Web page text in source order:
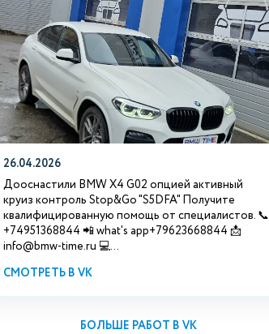
26.04.2026
Дооснастили BMW X4 G02 опцией активный
круиз контроль Stop&Go "S5DFA" Получите
квалифицированную помощь от специалистов. 📞
+74951368844 📲 what's app+79623668844 📩
info@bmw-time.ru 💻...
СМОТРЕТЬ В VK
БОЛЬШЕ РАБОТ В VK